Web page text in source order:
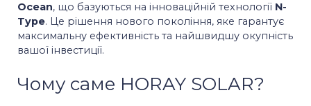
Ocean, що базуються на інноваційній технології N-
Type. Це рішення нового покоління, яке гарантує
максимальну ефективність та найшвидшу окупність
вашої інвестиції.
Чому саме HORAY SOLAR?